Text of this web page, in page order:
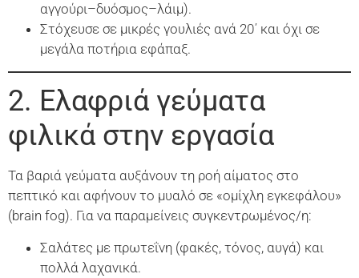
αγγούρι–δυόσμος–λάιμ).
Στόχευσε σε μικρές γουλιές ανά 20΄ και όχι σε
μεγάλα ποτήρια εφάπαξ.
2. Ελαφριά γεύματα
φιλικά στην εργασία
Τα βαριά γεύματα αυξάνουν τη ροή αίματος στο
πεπτικό και αφήνουν το μυαλό σε «ομίχλη εγκεφάλου»
(brain fog). Για να παραμείνεις συγκεντρωμένος/η:
Σαλάτες με πρωτεΐνη (φακές, τόνος, αυγά) και
πολλά λαχανικά.